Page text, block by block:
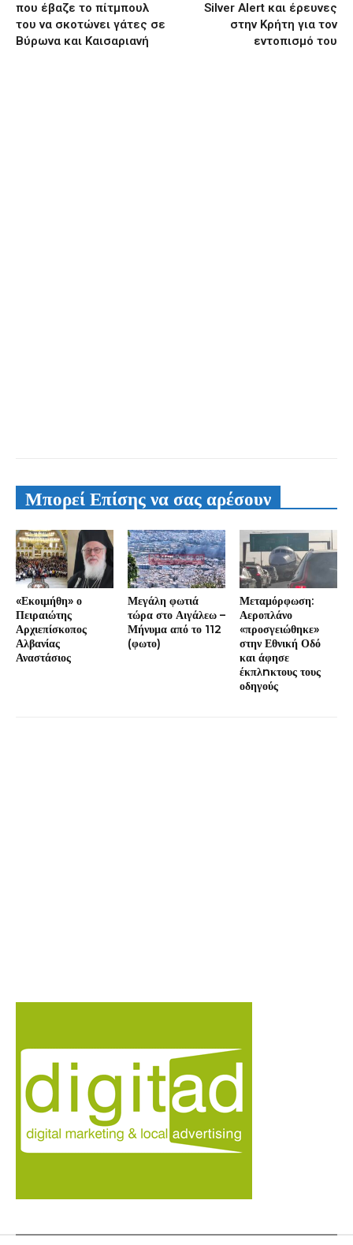
που έβαζε το πίτμπουλ
του να σκοτώνει γάτες σε
Βύρωνα και Καισαριανή
Silver Alert και έρευνες
στην Κρήτη για τον
εντοπισμό του
Μπορεί Επίσης να σας αρέσουν
«Εκοιμήθη» ο
Πειραιώτης
Αρχιεπίσκοπος
Αλβανίας
Αναστάσιος
Μεγάλη φωτιά
τώρα στο Αιγάλεω –
Μήνυμα από το 112
(φωτο)
Μεταμόρφωση:
Αεροπλάνο
«προσγειώθηκε»
στην Εθνική Οδό
και άφησε
έκπλnκτους τους
οδηγούς